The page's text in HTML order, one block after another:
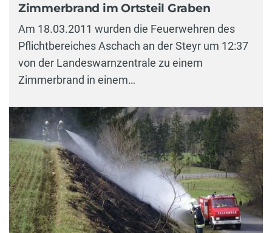
Zimmerbrand im Ortsteil Graben
Am 18.03.2011 wurden die Feuerwehren des
Pflichtbereiches Aschach an der Steyr um 12:37
von der Landeswarnzentrale zu einem
Zimmerbrand in einem…